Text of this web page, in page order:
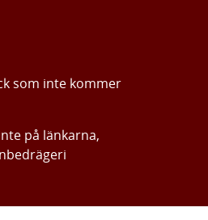
som inte kommer
på länkarna,